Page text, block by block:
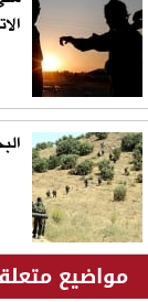
مواضيع